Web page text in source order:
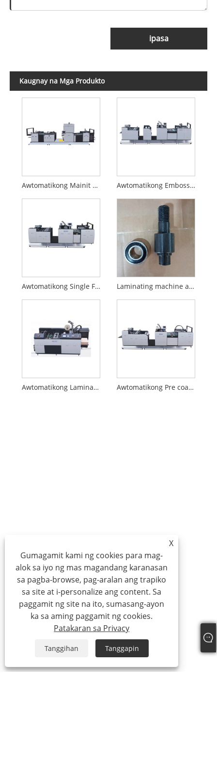
ipasa
Kaugnay na Mga Produkto
Awtomatikong Mainit at Malamig na Laminating Machine Awtomatikong Embossing Laminating Machine
Awtomatikong Single Face Laminating Machine Laminating machine accessories na nagdadala ng 6004 para sa YFMD-850
Awtomatikong Laminating Machine ( May Embossing) Awtomatikong Pre coating Single Face Film Laminating Machine
X
Gumagamit kami ng cookies para mag-
alok sa iyo ng mas magandang karanasan
sa pagba-browse, pag-aralan ang trapiko
sa site at i-personalize ang content. Sa
paggamit ng site na ito, sumasang-ayon
ka sa aming paggamit ng cookies.
Patakaran sa Privacy
Tanggihan Tanggapin